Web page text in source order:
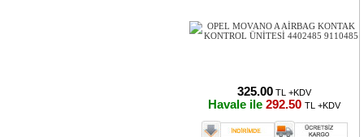
325.00 TL +KDV
Havale ile 292.50 TL +KDV